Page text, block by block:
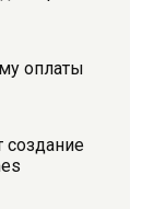
оплаты